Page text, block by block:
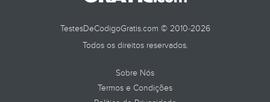
TestesDeCodigoGratis.com © 2010-2026
Todos os direitos reservados.
Sobre Nós
Termos e Condições